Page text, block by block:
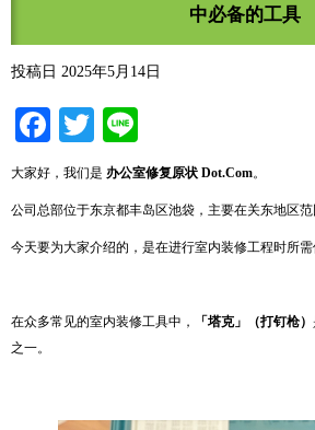
中必备的工具
投稿日 2025年5月14日
Facebook
Twitter
大家好，我们是 办公室修复原状 Dot.Com。
公司总部位于东京都丰岛区池袋，主要在关东地区范
今天要为大家介绍的，是在进行室内装修工程时所需
在众多常见的室内装修工具中， 「塔克」（打钉枪）
之一。